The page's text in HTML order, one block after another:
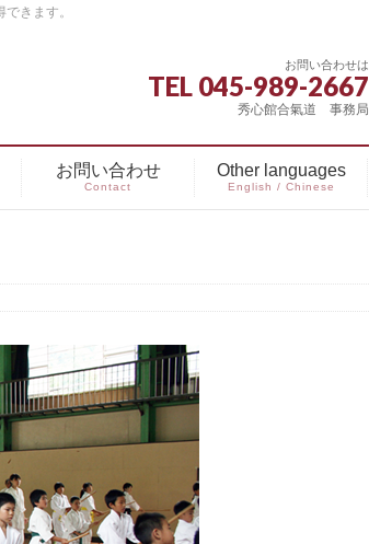
きます。
お問い合わせは
TEL 045-989-2667
秀心館合氣道 事務局
お問い合わせ
Contact
Other languages
English / Chinese